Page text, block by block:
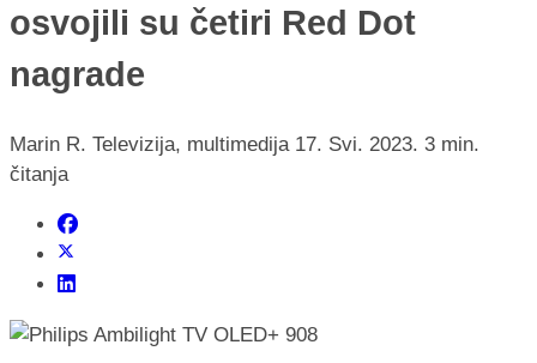
osvojili su četiri Red Dot
nagrade
Marin R. Televizija, multimedija 17. Svi. 2023. 3 min.
čitanja